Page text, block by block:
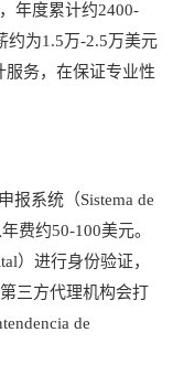
年度累计约2400-
约为1.5万-2.5万美元
务，在保证专业性
系统（Sistema de
费约50-100美元。
）进行身份验证，
三方代理机构会打
de